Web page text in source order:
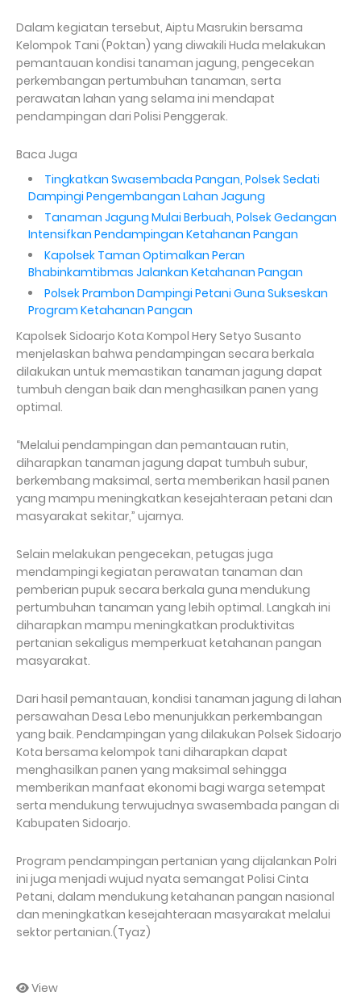
Dalam kegiatan tersebut, Aiptu Masrukin bersama
Kelompok Tani (Poktan) yang diwakili Huda melakukan
pemantauan kondisi tanaman jagung, pengecekan
perkembangan pertumbuhan tanaman, serta
perawatan lahan yang selama ini mendapat
pendampingan dari Polisi Penggerak.
Baca Juga
Tingkatkan Swasembada Pangan, Polsek Sedati
Dampingi Pengembangan Lahan Jagung
Tanaman Jagung Mulai Berbuah, Polsek Gedangan
Intensifkan Pendampingan Ketahanan Pangan
Kapolsek Taman Optimalkan Peran
Bhabinkamtibmas Jalankan Ketahanan Pangan
Polsek Prambon Dampingi Petani Guna Sukseskan
Program Ketahanan Pangan
Kapolsek Sidoarjo Kota Kompol Hery Setyo Susanto
menjelaskan bahwa pendampingan secara berkala
dilakukan untuk memastikan tanaman jagung dapat
tumbuh dengan baik dan menghasilkan panen yang
optimal.
“Melalui pendampingan dan pemantauan rutin,
diharapkan tanaman jagung dapat tumbuh subur,
berkembang maksimal, serta memberikan hasil panen
yang mampu meningkatkan kesejahteraan petani dan
masyarakat sekitar,” ujarnya.
Selain melakukan pengecekan, petugas juga
mendampingi kegiatan perawatan tanaman dan
pemberian pupuk secara berkala guna mendukung
pertumbuhan tanaman yang lebih optimal. Langkah ini
diharapkan mampu meningkatkan produktivitas
pertanian sekaligus memperkuat ketahanan pangan
masyarakat.
Dari hasil pemantauan, kondisi tanaman jagung di lahan
persawahan Desa Lebo menunjukkan perkembangan
yang baik. Pendampingan yang dilakukan Polsek Sidoarjo
Kota bersama kelompok tani diharapkan dapat
menghasilkan panen yang maksimal sehingga
memberikan manfaat ekonomi bagi warga setempat
serta mendukung terwujudnya swasembada pangan di
Kabupaten Sidoarjo.
Program pendampingan pertanian yang dijalankan Polri
ini juga menjadi wujud nyata semangat Polisi Cinta
Petani, dalam mendukung ketahanan pangan nasional
dan meningkatkan kesejahteraan masyarakat melalui
sektor pertanian.(Tyaz)
View